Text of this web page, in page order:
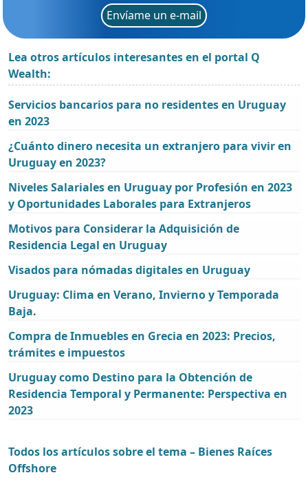
Envíame un e-mail
Lea otros artículos interesantes en el portal Q
Wealth:
Servicios bancarios para no residentes en Uruguay
en 2023
¿Cuánto dinero necesita un extranjero para vivir en
Uruguay en 2023?
Niveles Salariales en Uruguay por Profesión en 2023
y Oportunidades Laborales para Extranjeros
Motivos para Considerar la Adquisición de
Residencia Legal en Uruguay
Visados para nómadas digitales en Uruguay
Uruguay: Clima en Verano, Invierno y Temporada
Baja.
Compra de Inmuebles en Grecia en 2023: Precios,
trámites e impuestos
Uruguay como Destino para la Obtención de
Residencia Temporal y Permanente: Perspectiva en
2023
Todos los artículos sobre el tema – Bienes Raíces
Offshore